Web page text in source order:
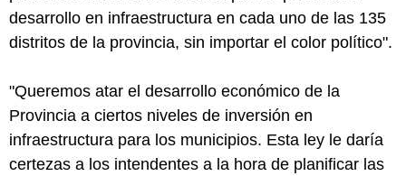
desarrollo en infraestructura en cada uno de las 135
distritos de la provincia, sin importar el color político".
"Queremos atar el desarrollo económico de la
Provincia a ciertos niveles de inversión en
infraestructura para los municipios. Esta ley le daría
certezas a los intendentes a la hora de planificar las